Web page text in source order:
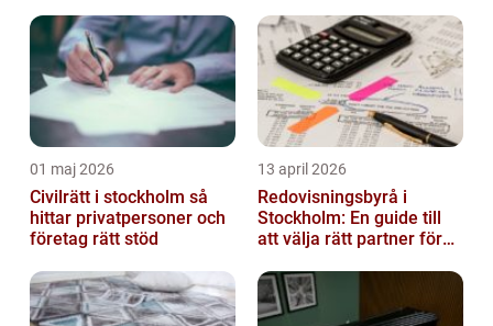
01 maj 2026
Civilrätt i stockholm så
hittar privatpersoner och
företag rätt stöd
13 april 2026
Redovisningsbyrå i
Stockholm: En guide till
att välja rätt partner för